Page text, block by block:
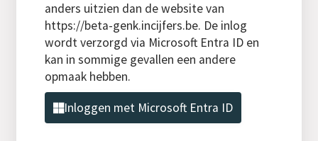
anders uitzien dan de website van
https://beta-genk.incijfers.be. De inlog
wordt verzorgd via Microsoft Entra ID en
kan in sommige gevallen een andere
opmaak hebben.
Inloggen met Microsoft Entra ID